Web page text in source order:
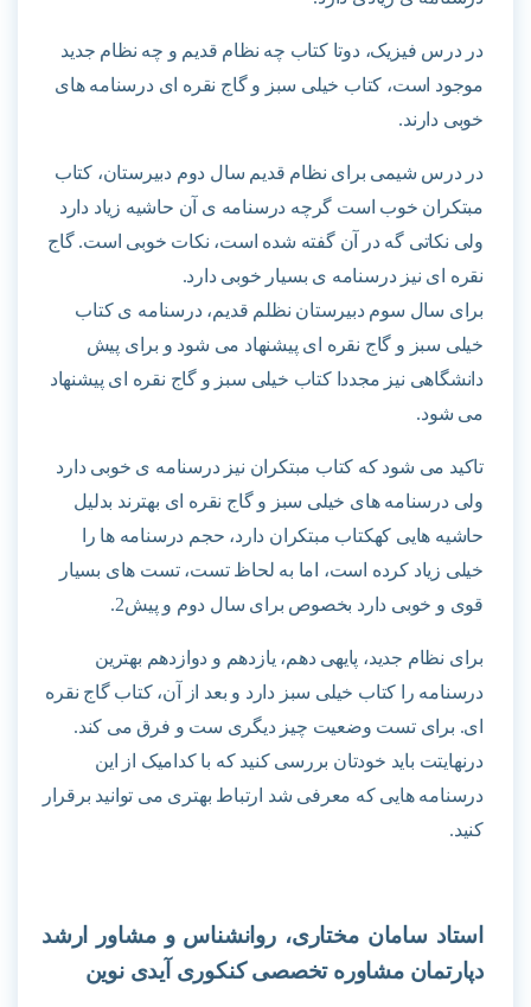
در درس فیزیک، دوتا کتاب چه نظام قدیم و چه نظام جدید
موجود است، کتاب خیلی سبز و گاج نقره ای درسنامه های
خوبی دارند.
در درس شیمی برای نظام قدیم سال دوم دبیرستان، کتاب
مبتکران خوب است گرچه درسنامه ی آن حاشیه زیاد دارد
ولی نکاتی گه در آن گفته شده است، نکات خوبی است. گاج
نقره ای نیز درسنامه ی بسیار خوبی دارد.
برای سال سوم دبیرستان نظلم قدیم، درسنامه ی کتاب
خیلی سبز و گاج نقره ای پیشنهاد می شود و برای پیش
دانشگاهی نیز مجددا کتاب خیلی سبز و گاج نقره ای پیشنهاد
می شود.
تاکید می شود که کتاب مبتکران نیز درسنامه ی خوبی دارد
ولی درسنامه های خیلی سبز و گاج نقره ای بهترند بدلیل
حاشیه هایی کهکتاب مبتکران دارد، حجم درسنامه ها را
خیلی زیاد کرده است، اما به لحاظ تست، تست های بسیار
قوی و خوبی دارد بخصوص برای سال دوم و پیش2.
برای نظام جدید، پایهی دهم، یازدهم و دوازدهم بهترین
درسنامه را کتاب خیلی سبز دارد و بعد از آن، کتاب گاج نقره
ای. برای تست وضعیت چیز دیگری ست و فرق می کند.
درنهایتت باید خودتان بررسی کنید که با کدامیک از این
درسنامه هایی که معرفی شد ارتباط بهتری می توانید برقرار
کنید.
استاد سامان مختاری، روانشناس و مشاور ارشد
دپارتمان مشاوره تخصصی کنکوری آیدی نوین